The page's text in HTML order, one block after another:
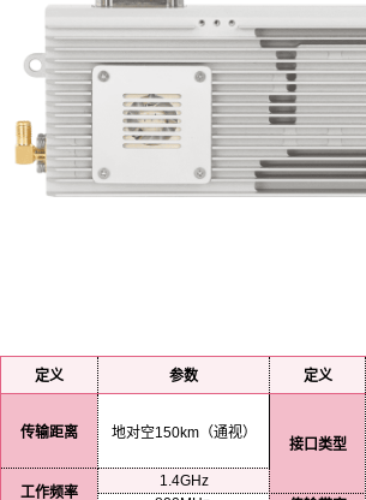
定义 参数 定义
传输距离 地对空150km（通视）
接口类型
工作频率
1.4GHz